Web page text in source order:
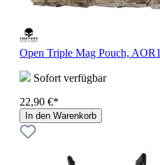
Open Triple Mag Pouch, AOR1
Sofort verfügbar
22,90 €*
In den Warenkorb